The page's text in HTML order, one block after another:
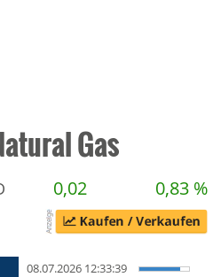
Gas
0,02 0,83 %
08.07.2026 12:33:39